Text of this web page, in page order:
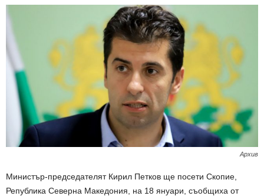
Архив
Министър-председателят Кирил Петков ще посети Скопие,
Република Северна Македония, на 18 януари, съобщиха от